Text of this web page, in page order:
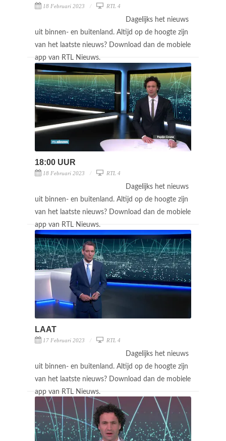
18 Februari 2023 RTL 4
Dagelijks het nieuws
uit binnen- en buitenland. Altijd op de hoogte zijn
van het laatste nieuws? Download dan de mobiele
app van RTL Nieuws.
18:00 UUR
18 Februari 2023 RTL 4
Dagelijks het nieuws
uit binnen- en buitenland. Altijd op de hoogte zijn
van het laatste nieuws? Download dan de mobiele
app van RTL Nieuws.
LAAT
17 Februari 2023 RTL 4
Dagelijks het nieuws
uit binnen- en buitenland. Altijd op de hoogte zijn
van het laatste nieuws? Download dan de mobiele
app van RTL Nieuws.